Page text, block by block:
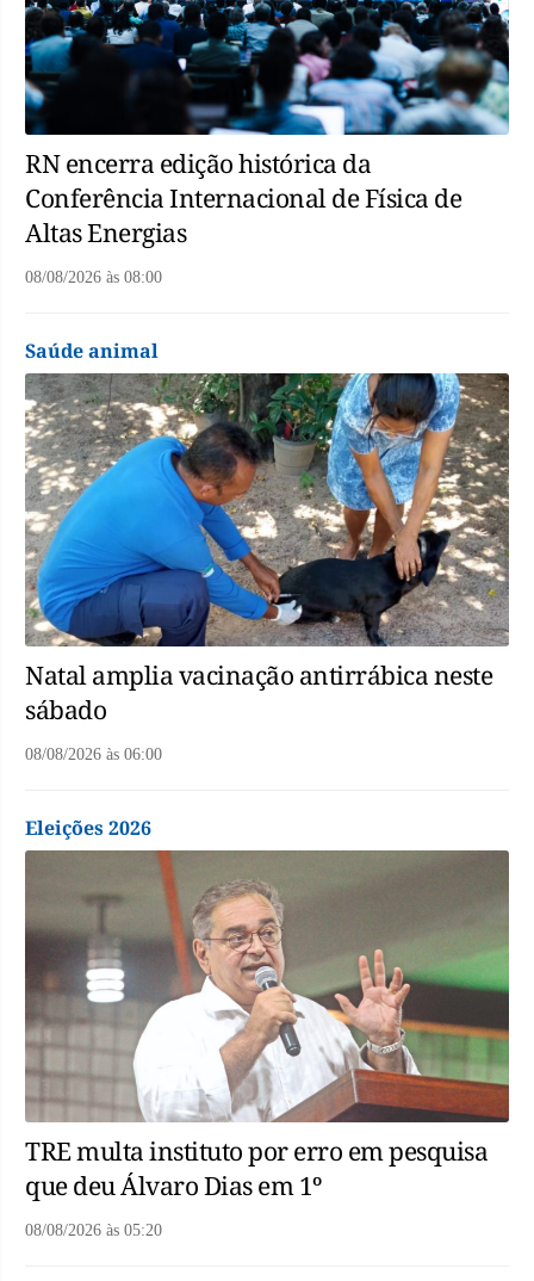
RN encerra edição histórica da
Conferência Internacional de Física de
Altas Energias
08/08/2026 às 08:00
Saúde animal
Natal amplia vacinação antirrábica neste
sábado
08/08/2026 às 06:00
Eleições 2026
TRE multa instituto por erro em pesquisa
que deu Álvaro Dias em 1º
08/08/2026 às 05:20